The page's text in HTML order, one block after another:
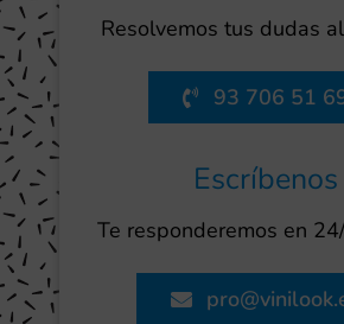
Resolvemos tus dudas
93 706 51
Escríbenos
Te responderemos en